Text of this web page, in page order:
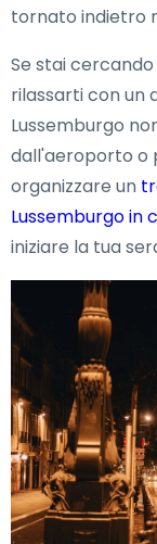
tornato indietro
Se stai
rilassarti con un
Lussemburgo
dall'aeroporto o
organizzare un
Lussemburgo in
iniziare la tua